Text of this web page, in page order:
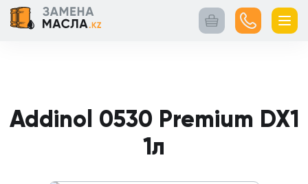
Главная
Контакты
Кейсы
Каталог
Услуги
Addinol 0530 Premium DX1
1л